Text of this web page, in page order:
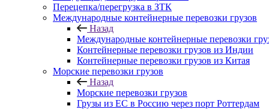
Перецепка/перегрузка в ЗТК
Международные контейнерные перевозки грузов
Назад
Международные контейнерные перевозки
Контейнерные перевозки грузов из Индии
Контейнерные перевозки грузов из Китая
Морские перевозки грузов
Назад
Морские перевозки грузов
Грузы из ЕС в Россию через порт Роттердам